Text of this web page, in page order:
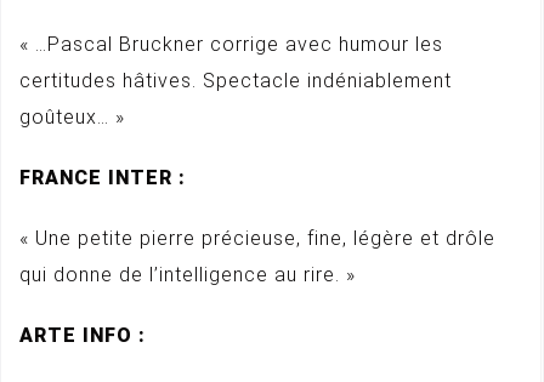
« …Pascal Bruckner corrige avec humour les
certitudes hâtives. Spectacle indéniablement
goûteux… »
FRANCE INTER :
« Une petite pierre précieuse, fine, légère et drôle
qui donne de l’intelligence au rire. »
ARTE INFO :